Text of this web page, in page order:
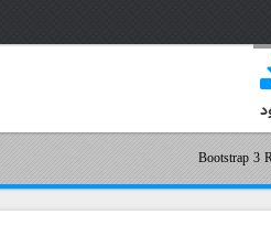
Bootstrap 3